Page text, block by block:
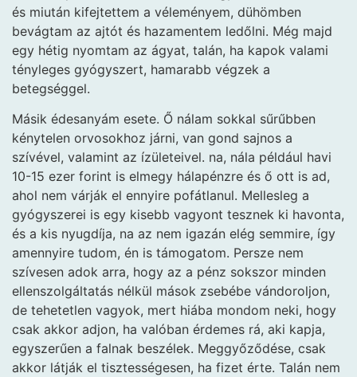
és miután kifejtettem a véleményem, dühömben
bevágtam az ajtót és hazamentem ledőlni. Még majd
egy hétig nyomtam az ágyat, talán, ha kapok valami
tényleges gyógyszert, hamarabb végzek a
betegséggel.
Másik édesanyám esete. Ő nálam sokkal sűrűbben
kénytelen orvosokhoz járni, van gond sajnos a
szívével, valamint az ízületeivel. na, nála például havi
10-15 ezer forint is elmegy hálapénzre és ő ott is ad,
ahol nem várják el ennyire pofátlanul. Mellesleg a
gyógyszerei is egy kisebb vagyont tesznek ki havonta,
és a kis nyugdíja, na az nem igazán elég semmire, így
amennyire tudom, én is támogatom. Persze nem
szívesen adok arra, hogy az a pénz sokszor minden
ellenszolgáltatás nélkül mások zsebébe vándoroljon,
de tehetetlen vagyok, mert hiába mondom neki, hogy
csak akkor adjon, ha valóban érdemes rá, aki kapja,
egyszerűen a falnak beszélek. Meggyőződése, csak
akkor látják el tisztességesen, ha fizet érte. Talán nem